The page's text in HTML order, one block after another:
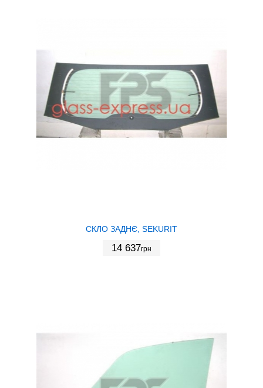
СКЛО ЗАДНЄ, SEKURIT
14 637грн